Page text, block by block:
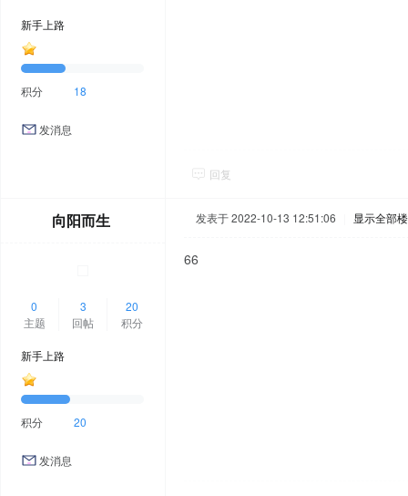
新手上路
积分 18
发消息
回复
向阳而生
0
主题
3
回帖
20
积分
新手上路
积分 20
发消息
发表于 2022-10-13 12:51:06 显示全部
66